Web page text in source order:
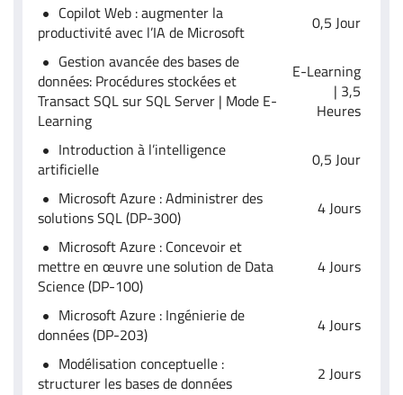
Copilot Web : augmenter la
productivité avec l’IA de Microsoft
0,5 Jour
Gestion avancée des bases de
données: Procédures stockées et
Transact SQL sur SQL Server | Mode E-
Learning
E-Learning
| 3,5
Heures
Introduction à l’intelligence
artificielle
0,5 Jour
Microsoft Azure : Administrer des
solutions SQL (DP-300)
4 Jours
Microsoft Azure : Concevoir et
mettre en œuvre une solution de Data
Science (DP-100)
4 Jours
Microsoft Azure : Ingénierie de
données (DP-203)
4 Jours
Modélisation conceptuelle :
structurer les bases de données
2 Jours